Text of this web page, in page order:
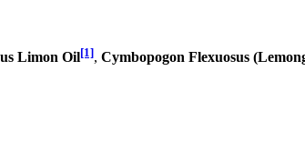
Limon Oil[1], Cymbopogon Flexuosus